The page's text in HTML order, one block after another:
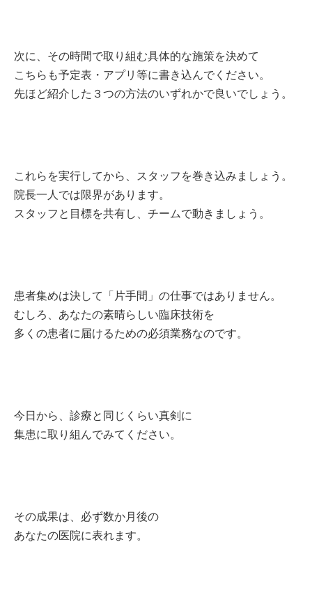
次に、その時間で取り組む具体的な施策を決めて
こちらも予定表・アプリ等に書き込んでください。
先ほど紹介した３つの方法のいずれかで良いでしょう。
これらを実行してから、スタッフを巻き込みましょう。
院長一人では限界があります。
スタッフと目標を共有し、チームで動きましょう。
患者集めは決して「片手間」の仕事ではありません。
むしろ、あなたの素晴らしい臨床技術を
多くの患者に届けるための必須業務なのです。
今日から、診療と同じくらい真剣に
集患に取り組んでみてください。
その成果は、必ず数か月後の
あなたの医院に表れます。